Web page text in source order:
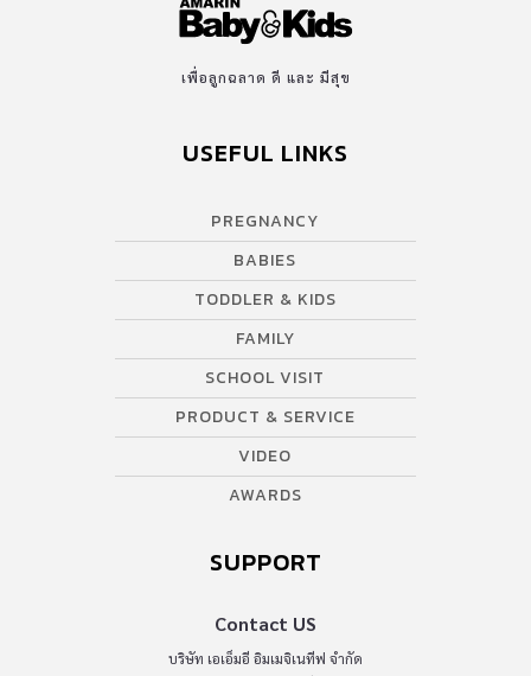
เพื่อลูกฉลาด ดี และ มีสุข
USEFUL LINKS
PREGNANCY
BABIES
TODDLER & KIDS
FAMILY
SCHOOL VISIT
PRODUCT & SERVICE
VIDEO
AWARDS
SUPPORT
Contact US
บริษัท เอเอ็มอี อิมเมจิเนทีฟ จำกัด